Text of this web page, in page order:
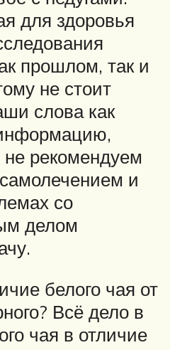
для здоровья
прошлом, так и
не стоит
слова как
рекомендуем
и
со
делом
белого чая от
Всё дело в
чая в отличие